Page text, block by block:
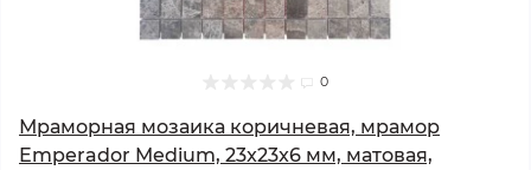
0
Мраморная мозаика коричневая, мрамор
Emperador Medium, 23x23x6 мм, матовая,